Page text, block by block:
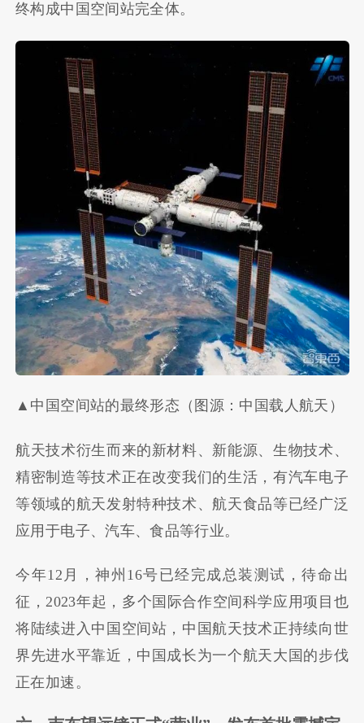
终构成中国空间站完全体。
▲中国空间站的最终形态（图源：中国载人航天）
航天技术衍生而来的新材料、新能源、生物技术、
精密制造等技术正在改变我们的生活，有汽车电子
等领域的航天发射特种技术、航天食品等已经广泛
应用于电子、汽车、食品等行业。
今年12月，神州16号已经完成总装测试，待命出
征，2023年起，多个国际合作空间科学应用项目也
将陆续进入中国空间站，中国航天技术正持续向世
界先进水平靠近，中国成长为一个航天大国的步伐
正在加速。